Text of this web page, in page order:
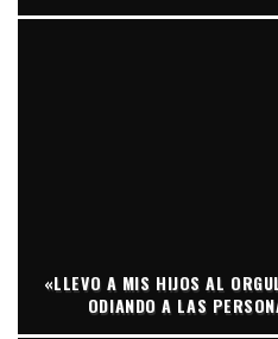
«LLEVO A MIS HIJOS AL
ODIANDO A LAS